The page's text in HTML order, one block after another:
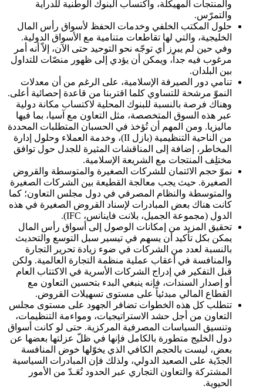
والمنتجات المهيكلة، واكتساب البنوك الوطنية للدراية
والتمرّس.
حلول المكتب الخلفي وخدمات الحفظ لأسواق رأس المال
الخليجية، والتي لها تقاطعات متنامية مع الأسواق الدولية.
وفي حين لم يبرز أي توجّه نحو التوحيد حتى الآن، إلاّ أنه أمر
مرغوب فيه جداً، ويمكن أن يؤدي إلى ظهور منصّات للتداول
بين البلدان.
تنامي دور الصيرفة الإسلامية، على الرغم من أن معدلات
النموّ مرشحة للتساوي كلما اقتربنا من قاعدة إحصائية أعلى.
وهناك فرصة بالنسبة للبنوك المحلية لاكتساب مكانة دولية
عبر هذه السوق المتخصصة، مثل التعاون مع آسيا، بما فيها
ماليزيا. ومن المهم أن تُؤخذ في الحسبان المتطلبات المحددة
من الناحية التنظيمية (بازل II)، وخدمة العملاء وحلول إدارة
المخاطر، إضافة إلى المناقشات المثيرة للجدل حول توافق
مختلِف المنتجات مع الشريعة الإسلامية.
نموّ حجم الائتمان للشركات الصغيرة والمتوسطة والقروض
الصغيرة. حيث يجب معالجة القطيعة بين الشركات الصغيرة
والمتوسطة والنظام المصرفي في دول مجلس التعاون؛ كما
كانت هناك بعض المبادرات لإسناد القروض الصغيرة في هذه
الدول (مجموعة الجميل، بلانت فاينانس، IFC).
تحقيق المزيد من إمكانات الوصول إلى أسواق رأس المال
يمكن بكل تأكيد أن يسهم في تيسير سبل التوسع والتحديث
بالنسبة لعدد من الشركات في ضوء زيادة تحرير التجارة
والمنافسة في أعقاب عملية منظمة التجارة العالمية. ولكن
قبل التفكير في إدراج الشركات الأسرية في الاكتتاب العام
أو إصدار السندات، فإنه ينبغي البدء بتحسين التعاون مع
القطاع المالي مبدئياً على مستوى تسهيلات القروض.
تتطلب كل هذه الخطوات تضافر الجهود على مستوى مجلس
التعاون من أجل حشد الاستراتيجيات، ومواءمة التنظيمات،
وتنسيق السياسات المصرفية المركزية. حتى لو كانت أسواق
دول الخليج متطورة بالكامل فإنها في ظلّ عزلتها بعضها عن
بعض، ليست بالحجم الكافي الذي يخوّلها خوض المنافسة
الجدّية على الصعيد الدولي، ولذلك فإن المبادرات السياسية
المشتركة والتعاون التجاري عبر الحدود تُعَـدّ من الأمور
الحيوية.